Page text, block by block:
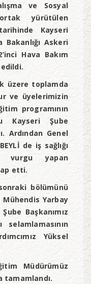
ve Sosyal
yürütülen
Kayseri
Bakanlığı Askeri
Hava Bakım
edildi.
üzere toplamda
ve üyelerimizin
programının
Kayseri Şube
Ardından Genel
de iş sağlığı
vurgu yapan
etti.
bölümünü
Yarbay
Başkanımız
selamlamasının
Yüksel
Müdürümüz
tamamlandı.